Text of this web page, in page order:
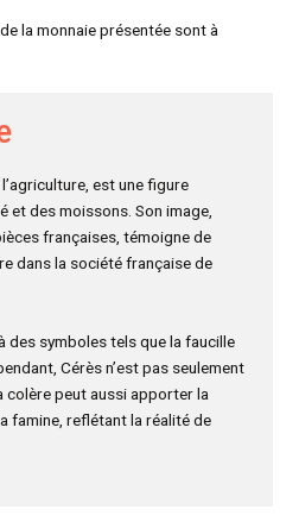
la monnaie présentée sont à
l’agriculture, est une figure
et des moissons. Son image,
françaises, témoigne de
dans la société française de
des symboles tels que la faucille
Cérès n’est pas seulement
colère peut aussi apporter la
famine, reflétant la réalité de